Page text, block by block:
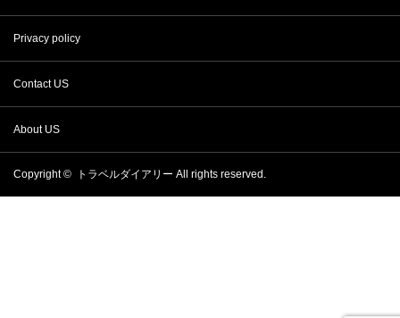
Privacy policy
Contact US
About US
Copyright © トラベルダイアリー All rights reserved.